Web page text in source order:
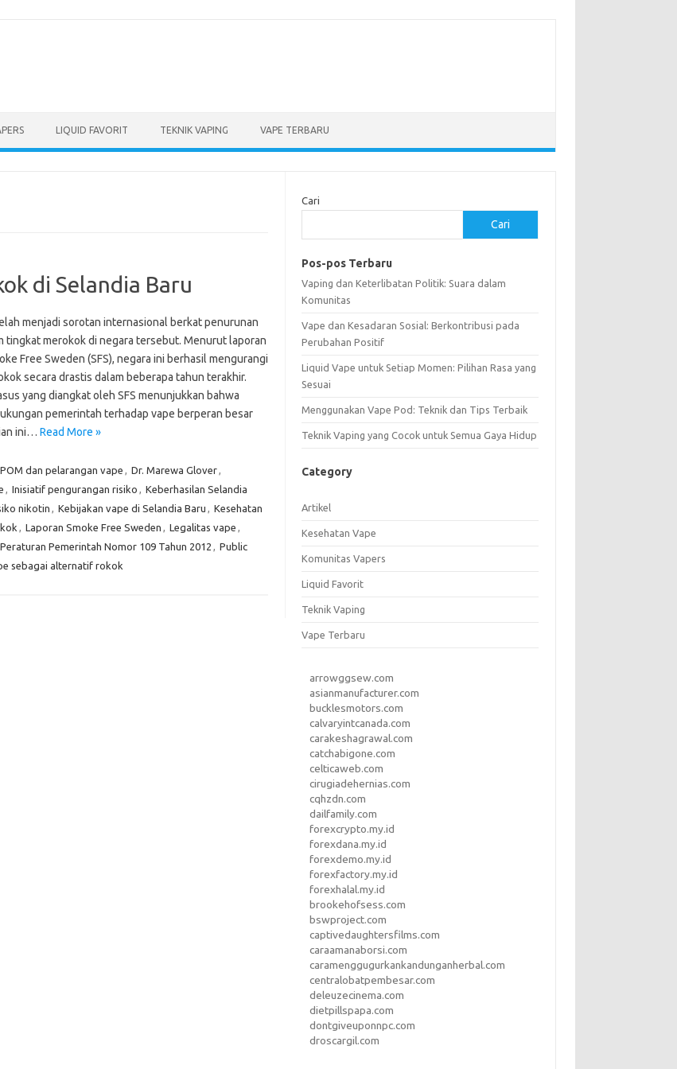
LIQUID FAVORIT TEKNIK VAPING VAPE TERBARU
di Selandia Baru
menjadi sorotan internasional berkat penurunan
tingkat merokok di negara tersebut. Menurut laporan
Free Sweden (SFS), negara ini berhasil mengurangi
secara drastis dalam beberapa tahun terakhir.
yang diangkat oleh SFS menunjukkan bahwa
pemerintah terhadap vape berperan besar
ini… Read More »
dan pelarangan vape , Dr. Marewa Glover,
, Inisiatif pengurangan risiko , Keberhasilan Selandia
nikotin , Kebijakan vape di Selandia Baru , Kesehatan
, Laporan Smoke Free Sweden , Legalitas vape ,
Peraturan Pemerintah Nomor 109 Tahun 2012 , Public
sebagai alternatif rokok
Cari
Cari
Pos-pos Terbaru
Vaping dan Keterlibatan Politik: Suara dalam
Komunitas
Vape dan Kesadaran Sosial: Berkontribusi pada
Perubahan Positif
Liquid Vape untuk Setiap Momen: Pilihan Rasa yang
Sesuai
Menggunakan Vape Pod: Teknik dan Tips Terbaik
Teknik Vaping yang Cocok untuk Semua Gaya Hidup
Category
Artikel
Kesehatan Vape
Komunitas Vapers
Liquid Favorit
Teknik Vaping
Vape Terbaru
arrowggsew.com
asianmanufacturer.com
bucklesmotors.com
calvaryintcanada.com
carakeshagrawal.com
catchabigone.com
celticaweb.com
cirugiadehernias.com
cqhzdn.com
dailfamily.com
forexcrypto.my.id
forexdana.my.id
forexdemo.my.id
forexfactory.my.id
forexhalal.my.id
brookehofsess.com
bswproject.com
captivedaughtersfilms.com
caraamanaborsi.com
caramenggugurkankandunganherbal.com
centralobatpembesar.com
deleuzecinema.com
dietpillspapa.com
dontgiveuponnpc.com
droscargil.com